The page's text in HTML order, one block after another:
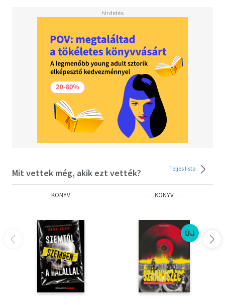
Mit vettek még, akik ezt vették? Teljes lista
KÖNYV KÖNYV
ÚJ